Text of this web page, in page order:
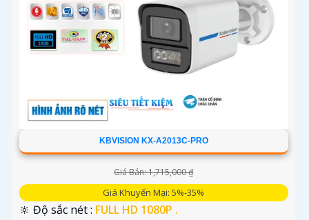
KBVISION KX-A2013C-PRO
Giá Bán: 1,715,000 ₫
Giá Khuyến Mại: 5%-35%
🔆 Độ sắc nét : FULL HD 1080P .